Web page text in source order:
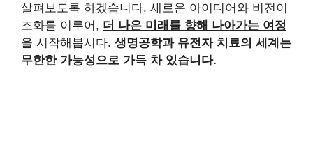
살펴보도록 하겠습니다. 새로운 아이디어와 비전이
조화를 이루어, 더 나은 미래를 향해 나아가는 여정
을 시작해봅시다. 생명공학과 유전자 치료의 세계는
무한한 가능성으로 가득 차 있습니다.